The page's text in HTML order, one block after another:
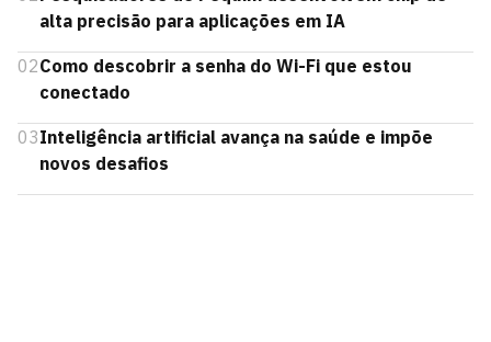
alta precisão para aplicações em IA
02Como descobrir a senha do Wi-Fi que estou
conectado
03Inteligência artificial avança na saúde e impõe
novos desafios